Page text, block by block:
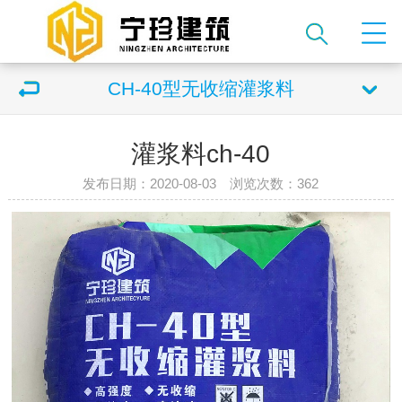
CH-40型无收缩灌浆料
灌浆料ch-40
发布日期：2020-08-03 浏览次数：362